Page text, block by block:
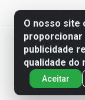
O nosso site
proporcionar
publicidade
qualidade do
Aceitar